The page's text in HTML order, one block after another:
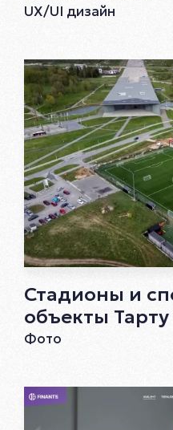
UX/UI дизайн
Стадионы и
объекты Тарту
Фото